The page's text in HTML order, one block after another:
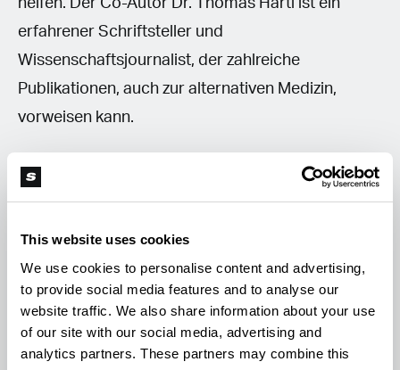
This website uses cookies
We use cookies to personalise content and advertising,
to provide social media features and to analyse our
website traffic. We also share information about your use
of our site with our social media, advertising and
analytics partners. These partners may combine this
helfen. Der Co-Autor Dr. Thomas Hartl ist ein
erfahrener Schriftsteller und
Wissenschaftsjournalist, der zahlreiche
Publikationen, auch zur alternativen Medizin,
vorweisen kann.
Martin Pinsger, Thomas Hartl:
Dem Schmerz
entkommen: So hilft Ihnen die Cannabis-
Therapie - Die sanfte Revolution
Verlag 2019, ISBN: 978-3-44217-809-4
Cannabismedizin für Betroffene
Dieser „Praxis-Ratgeber für Patienten, Ärzte und